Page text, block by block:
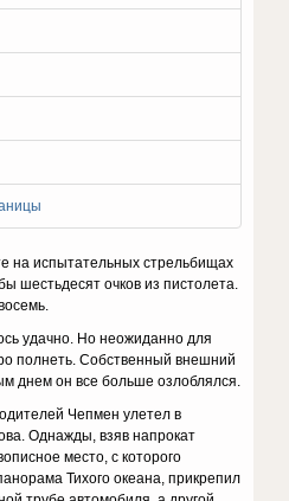
на испытательных стрельбищах
шестьдесят очков из пистолета.
удачно. Но неожиданно для
полнеть. Собственный внешний
днем он все больше озлоблялся.
Чепмен улетел в
Однажды, взяв напрокат
место, с которого
Тихого океана, прикрепил